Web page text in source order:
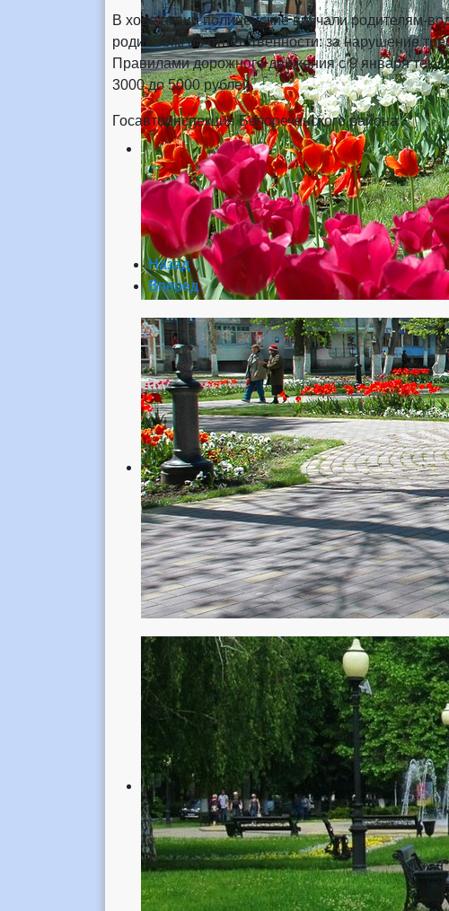
В ходе акции полицейские вручали родителям-
родителям об ответственности: за нарушение
Правилами дорожного движения с 9 января
3000 до 5000 рублей.
Госавтоинспекция Белореченского района
Назад
Вперед